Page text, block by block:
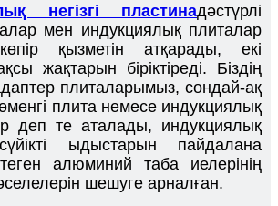
негізгі пластинадәстүрлі
мен индукциялық плиталар
қызметін атқарады, екі
жақтарын біріктіреді. Біздің
плиталарымыз, сондай-ақ
плита немесе индукциялық
деп те аталады, индукциялық
ыдыстарын пайдалана
алюминий таба иелерінің
шешуге арналған.